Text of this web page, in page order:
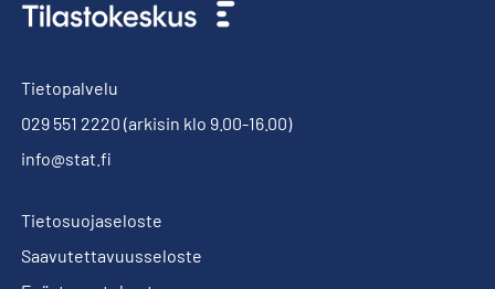
Tietopalvelu
029 551 2220 (arkisin klo 9.00-16.00)
info@stat.fi
Tietosuojaseloste
Saavutettavuusseloste